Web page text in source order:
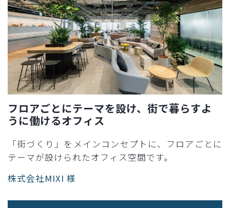
フロアごとにテーマを設け、街で暮らすよ
うに働けるオフィス
「街づくり」をメインコンセプトに、フロアごとに
テーマが設けられたオフィス空間です。
株式会社MIXI 様